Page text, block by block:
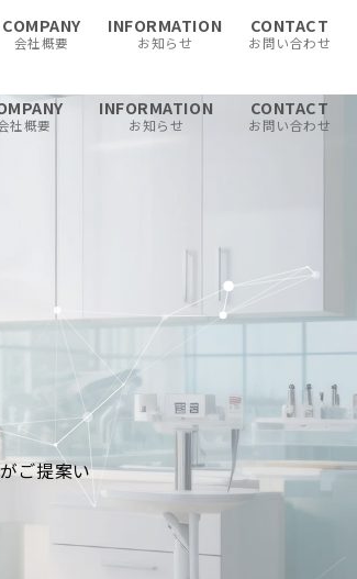
社概要
INFORMATION
お知らせ
CONTACT
お問い合わせ
COMPANY
会社概要
INFORMATION
お知らせ
CONTACT
お問い合わせ
ご提案い